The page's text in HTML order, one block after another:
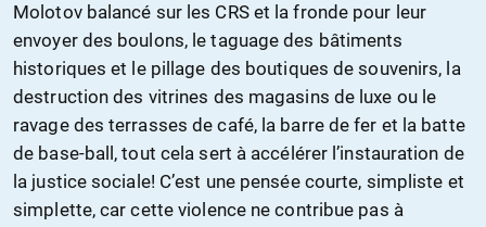
Molotov balancé sur les CRS et la fronde pour leur
envoyer des boulons, le taguage des bâtiments
historiques et le pillage des boutiques de souvenirs, la
destruction des vitrines des magasins de luxe ou le
ravage des terrasses de café, la barre de fer et la batte
de base-ball, tout cela sert à accélérer l’instauration de
la justice sociale! C’est une pensée courte, simpliste et
simplette, car cette violence ne contribue pas à